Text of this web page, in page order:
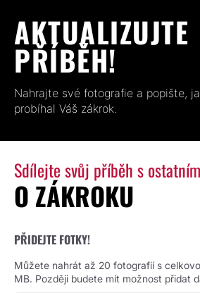
AKTUALIZUJTE
PŘÍBĚH!
Nahrajte své fotografie a popište,
probíhal Váš zákrok.
Sdílejte svůj příběh s
O ZÁKROKU
PŘIDEJTE FOTKY!
Můžete nahrát až 20 fotografií s
MB. Později budete mít možnost přidat